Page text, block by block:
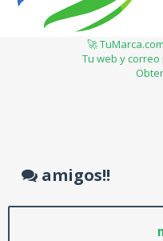
🚀
Tu web y
amigos!!